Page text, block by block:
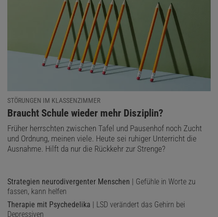
STÖRUNGEN IM KLASSENZIMMER
:
Braucht Schule wieder mehr Disziplin?
Früher herrschten zwischen Tafel und Pausenhof noch Zucht
und Ordnung, meinen viele. Heute sei ruhiger Unterricht die
Ausnahme. Hilft da nur die Rückkehr zur Strenge?
Strategien neurodivergenter Menschen | Gefühle in Worte zu
fassen, kann helfen
Therapie mit Psychedelika | LSD verändert das Gehirn bei
Depressiven